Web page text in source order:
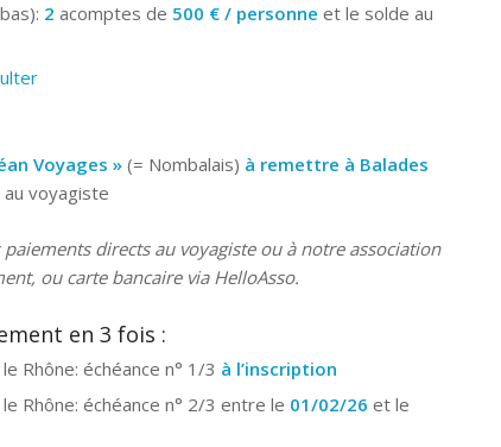
2 acomptes de 500 € / personne et le solde au
Voyages » (= Nombalais) à remettre à Balades
voyagiste
directs au voyagiste ou à notre association
ou carte bancaire via HelloAsso.
en 3 fois :
Rhône: échéance n° 1/3 à l’inscription
Rhône: échéance n° 2/3 entre le 01/02/26 et le